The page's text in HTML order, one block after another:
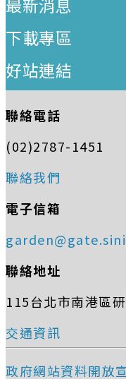
最新消息
下載專區
好站連結
聯絡電話
(02)2787-1451
聯絡我們
電子信箱
聯絡地址
115台北市南港區
交通資訊
政府網站資料開放